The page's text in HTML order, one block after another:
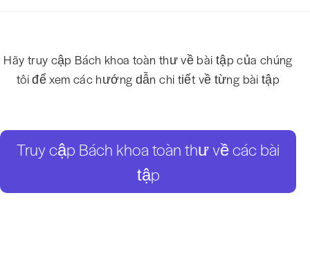
Hãy truy cập Bách khoa toàn thư về bài tập của chúng
tôi để xem các hướng dẫn chi tiết về từng bài tập
Truy cập Bách khoa toàn thư về các bài
tập